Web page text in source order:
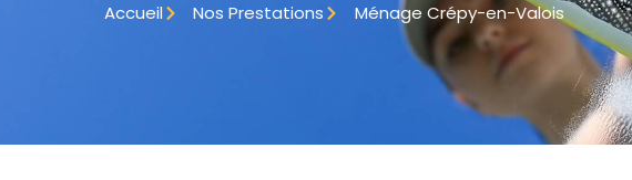
Accueil Nos Prestations Ménage Crépy-en-Valois